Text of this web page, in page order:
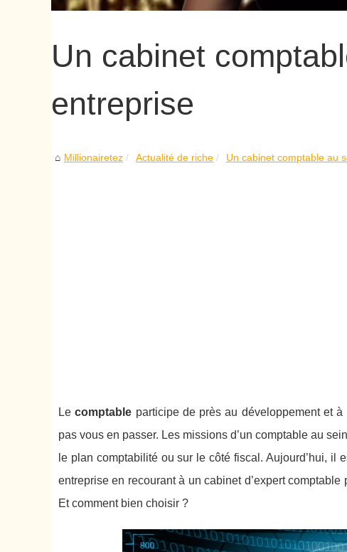
Un cabinet
entreprise
Millionairetez Actualité de riche Un cabinet comptable au
Lecomptable participe de près au développement et
pas vous en passer. Les missions d’un comptable au
le plan comptabilité ou sur le côté fiscal. Aujourd’hui, il
entreprise en recourant à un cabinet d’expert
Et comment bien choisir ?